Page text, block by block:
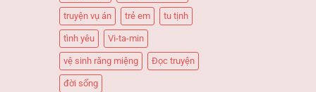
truyện vụ án trẻ em tu tịnh
tình yêu Vi-ta-min
vệ sinh răng miệng Đọc truyện
đời sống